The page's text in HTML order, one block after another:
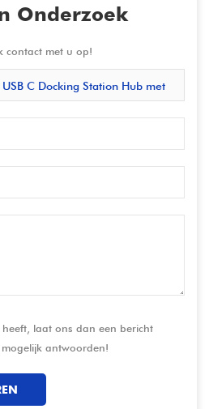
Onderzoek
contact met u op!
C Docking Station Hub met
China Fabrikant & Factory
laat ons dan een bericht
antwoorden!